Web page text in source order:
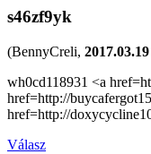
s46zf9yk
(BennyCreli, 2017.03.19
wh0cd118931 <a
href=http://
href=http://
Válasz